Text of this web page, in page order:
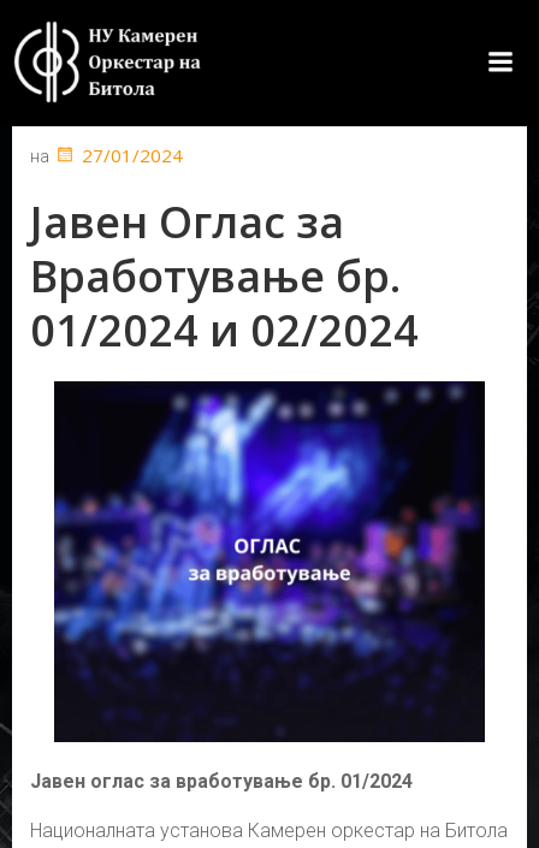
на 27/01/2024
Јавен Оглас за
Вработување бр.
01/2024 и 02/2024
Јавен оглас за вработување бр. 01/2024
Националната установа Камерен оркестар на Битола